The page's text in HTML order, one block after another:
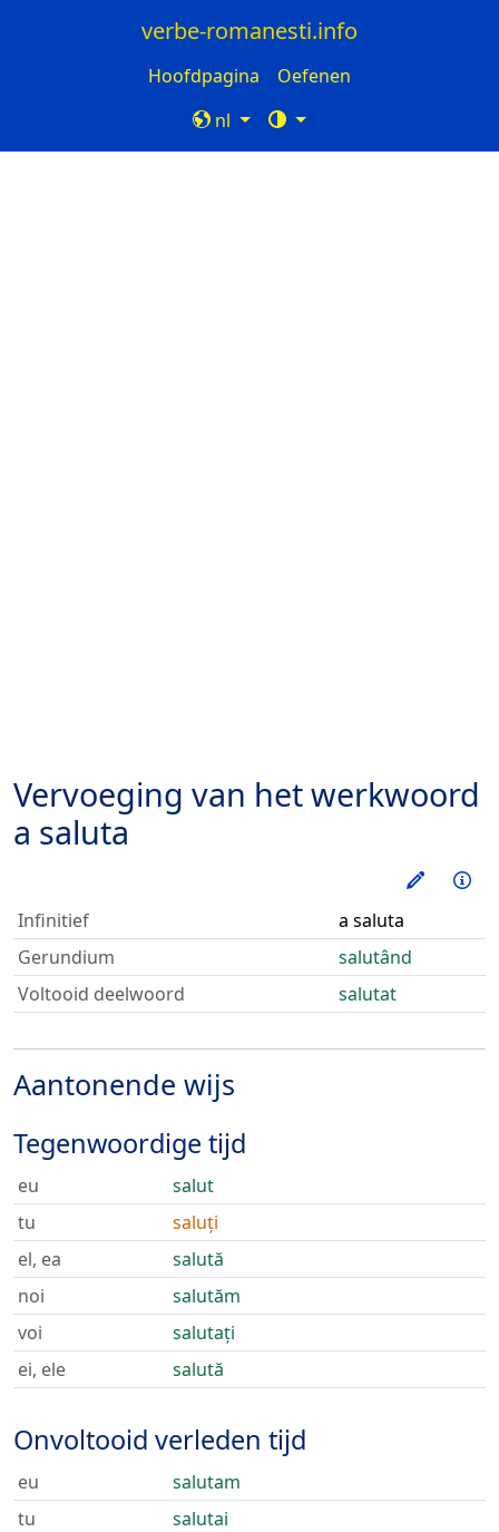
verbe-romanesti.info
Hoofdpagina
Oefenen
nl
Vervoeging van het werkwoord
a saluta
Oefen
Infinitief
a saluta
Gerundium
salutând
Voltooid deelwoord
salutat
Aantonende wijs
Tegenwoordige tijd
eu
salut
tu
saluți
el, ea
salută
noi
salutăm
voi
salutați
ei, ele
salută
Onvoltooid verleden tijd
eu
salutam
tu
salutai